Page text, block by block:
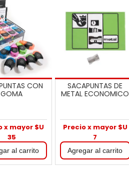
CON
GOMA
x mayor $U
35
SACAPUNTAS DE
METAL ECONOMICO
Precio x mayor $U
7